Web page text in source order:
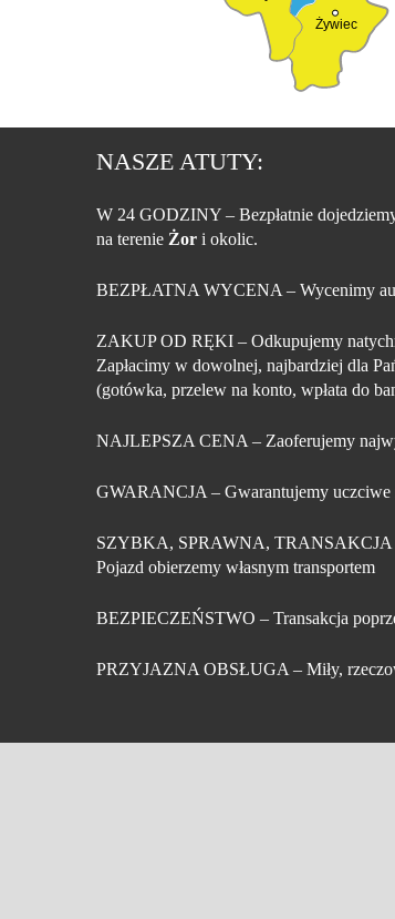
Żywiec
NASZE ATUTY:
W 24 GODZINY – Bezpłatnie
na terenie Żor i okolic.
BEZPŁATNA WYCENA – Wycenimy
ZAKUP OD RĘKI – Odkupujemy
Zapłacimy w dowolnej, najbardziej dla
(gotówka, przelew na konto, wpłata do
NAJLEPSZA CENA – Zaoferujemy
GWARANCJA – Gwarantujemy
SZYBKA, SPRAWNA, TRANSAKCJA
Pojazd obierzemy własnym transportem
BEZPIECZEŃSTWO – Transakcja
PRZYJAZNA OBSŁUGA – Miły,